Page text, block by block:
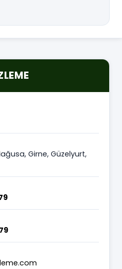
Girne, Güzelyurt,